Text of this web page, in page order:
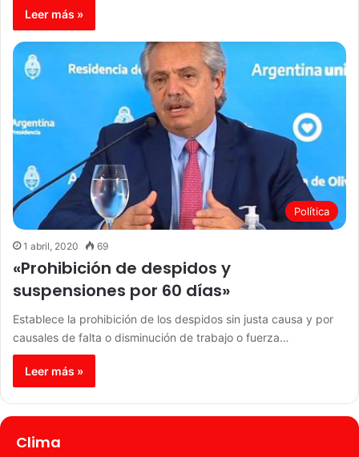
Leer más »
Política
1 abril, 2020 69
«Prohibición de despidos y
suspensiones por 60 días»
Establece la prohibición de los despidos sin justa causa y por
causales de falta o disminución de trabajo o fuerza…
Leer más »
Clima